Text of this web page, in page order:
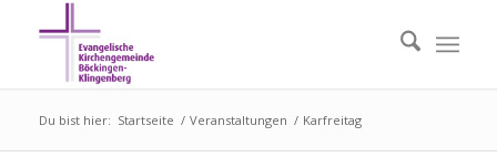
Du bist hier: Startseite / Veranstaltungen / Karfreitag